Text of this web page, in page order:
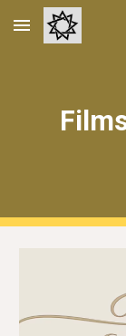
Skip to main